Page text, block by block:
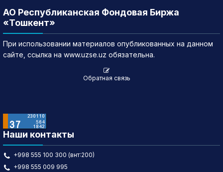
АО Республиканская Фондовая Биржа
«Тошкент»
При использовании материалов опубликованных на данном
сайте, ссылка на www.uzse.uz обязательна.
Обратная связь
Наши контакты
+998 555 100 300 (внт:200)
+998 555 009 995